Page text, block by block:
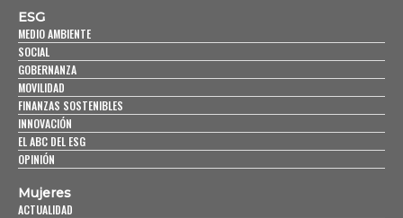
ESG
MEDIO AMBIENTE
SOCIAL
GOBERNANZA
MOVILIDAD
FINANZAS SOSTENIBLES
INNOVACIÓN
EL ABC DEL ESG
OPINIÓN
Mujeres
ACTUALIDAD